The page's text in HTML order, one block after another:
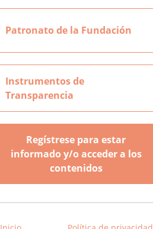
Patronato de la Fundación
Instrumentos de
Transparencia
Regístrese para estar
informado y/o acceder a los
contenidos